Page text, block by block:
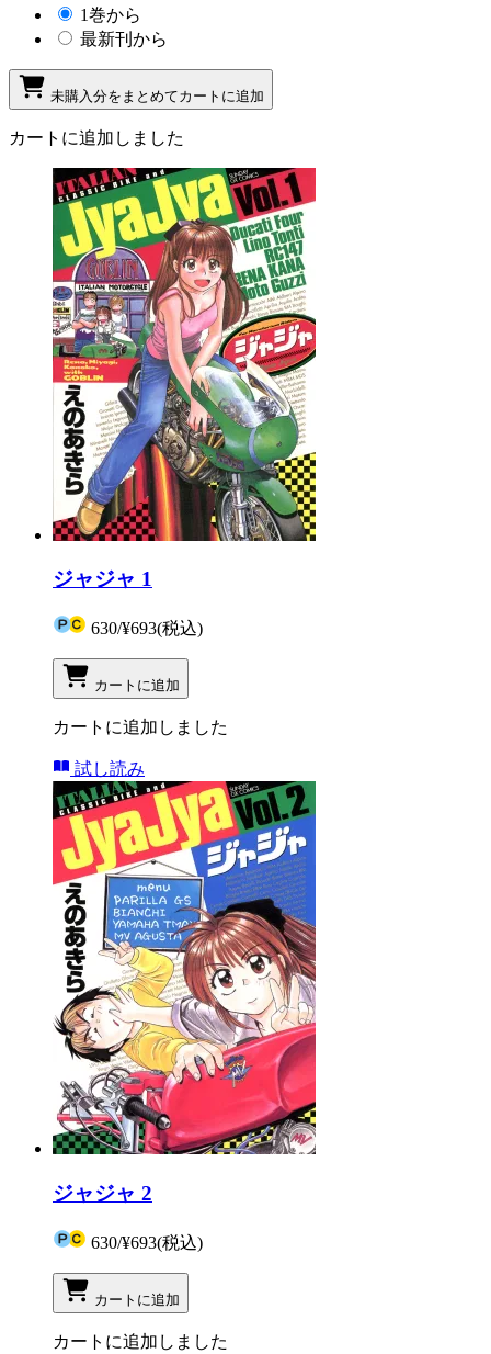
1巻から
最新刊から
未購入分をまとめてカートに追加
カートに追加しました
ジャジャ 1
630/¥693(税込)
カートに追加
カートに追加しました
試し読み
ジャジャ 2
630/¥693(税込)
カートに追加
カートに追加しました